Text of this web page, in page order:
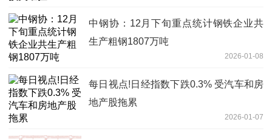
中钢协：12月下旬重点统计钢铁企业共
生产粗钢1807万吨
2026-01-08
每日视点!日经指数下跌0.3% 受汽车和房
地产股拖累
2026-01-07